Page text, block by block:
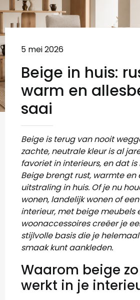
5 mei 2026
Beige in huis:
warm en
saai
Beige is terug van nooit
zachte, neutrale kleur is al
favoriet in interieurs, en dat is
Beige brengt rust, warmte en
uitstraling in huis. Of je nu
wonen, landelijk wonen of
interieur, met beige meubels
woonaccessoires creëer je
stijlvolle basis die je
smaak kunt aankleden.
Waarom beige
werkt in je